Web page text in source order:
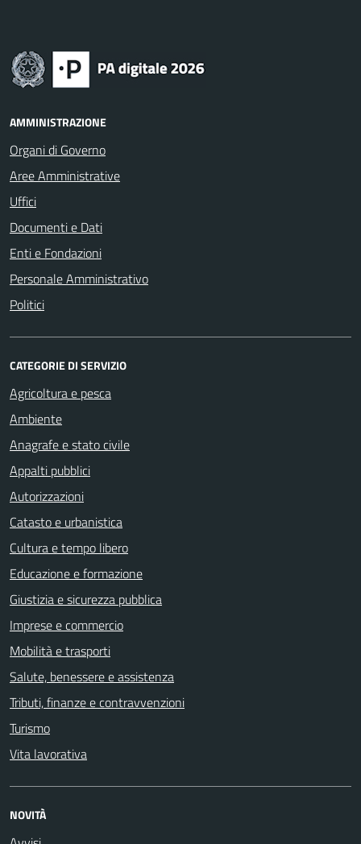
AMMINISTRAZIONE
Organi di Governo
Aree Amministrative
Uffici
Documenti e Dati
Enti e Fondazioni
Personale Amministrativo
Politici
CATEGORIE DI SERVIZIO
Agricoltura e pesca
Ambiente
Anagrafe e stato civile
Appalti pubblici
Autorizzazioni
Catasto e urbanistica
Cultura e tempo libero
Educazione e formazione
Giustizia e sicurezza pubblica
Imprese e commercio
Mobilità e trasporti
Salute, benessere e assistenza
Tributi, finanze e contravvenzioni
Turismo
Vita lavorativa
NOVITÀ